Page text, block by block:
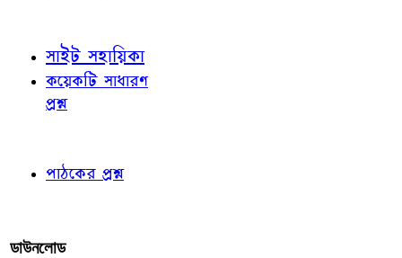
সাইট সহায়িকা
কয়েকটি সাধারণ
প্রশ্ন
পাঠকের প্রশ্ন
ডাউনলোড